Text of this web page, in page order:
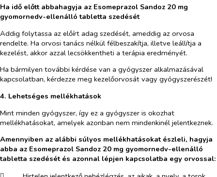
Ha idő előtt abbahagyja az Esomeprazol Sandoz 20 mg
gyomornedv-ellenálló tabletta szedését
Addig folytassa az előírt adag szedését, ameddig az orvosa
rendelte. Ha orvosi tanács nélkül félbeszakítja, illetve leállítja a
kezelést, akkor azzal lecsökkentheti a terápia eredményét.
Ha bármilyen további kérdése van a gyógyszer alkalmazásával
kapcsolatban, kérdezze meg kezelőorvosát vagy gyógyszerészét!
4. Lehetséges mellékhatások
Mint minden gyógyszer, így ez a gyógyszer is okozhat
mellékhatásokat, amelyek azonban nem mindenkinél jelentkeznek.
Amennyiben az alábbi súlyos mellékhatásokat észleli, hagyja
abba az Esomeprazol Sandoz 20 mg gyomornedv-ellenálló
tabletta szedését és azonnal lépjen kapcsolatba egy orvossal: